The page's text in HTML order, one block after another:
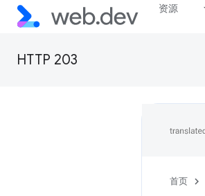
资源
HTTP 203
首页